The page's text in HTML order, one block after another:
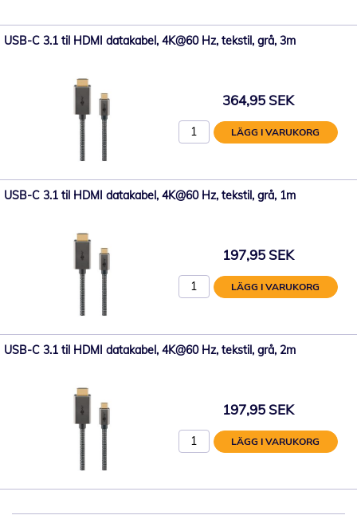
USB-C 3.1 til HDMI datakabel, 4K@60 Hz, tekstil, grå, 3m
364,95 SEK
LÄGG I VARUKORG
USB-C 3.1 til HDMI datakabel, 4K@60 Hz, tekstil, grå, 1m
197,95 SEK
LÄGG I VARUKORG
USB-C 3.1 til HDMI datakabel, 4K@60 Hz, tekstil, grå, 2m
197,95 SEK
LÄGG I VARUKORG